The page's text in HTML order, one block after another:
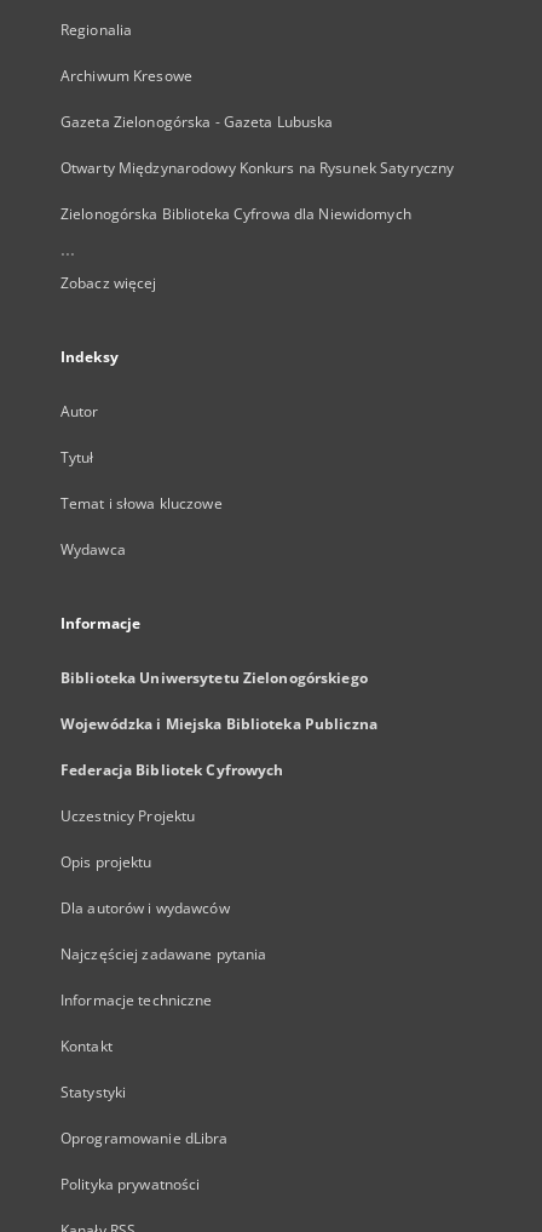
Regionalia
Archiwum Kresowe
Gazeta Zielonogórska - Gazeta Lubuska
Otwarty Międzynarodowy Konkurs na Rysunek Satyryczny
Zielonogórska Biblioteka Cyfrowa dla Niewidomych
...
Zobacz więcej
Indeksy
Autor
Tytuł
Temat i słowa kluczowe
Wydawca
Informacje
Biblioteka Uniwersytetu Zielonogórskiego
Wojewódzka i Miejska Biblioteka Publiczna
Federacja Bibliotek Cyfrowych
Uczestnicy Projektu
Opis projektu
Dla autorów i wydawców
Najczęściej zadawane pytania
Informacje techniczne
Kontakt
Statystyki
Oprogramowanie dLibra
Polityka prywatności